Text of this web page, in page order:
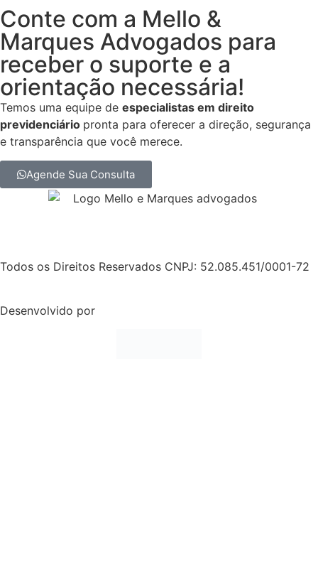
Conte com a Mello &
Marques Advogados para
receber o suporte e a
orientação necessária!
Temos uma equipe de especialistas em direito
previdenciário pronta para oferecer a direção, segurança
e transparência que você merece.
Agende Sua Consulta
Todos os Direitos Reservados CNPJ: 52.085.451/0001-72
Desenvolvido por